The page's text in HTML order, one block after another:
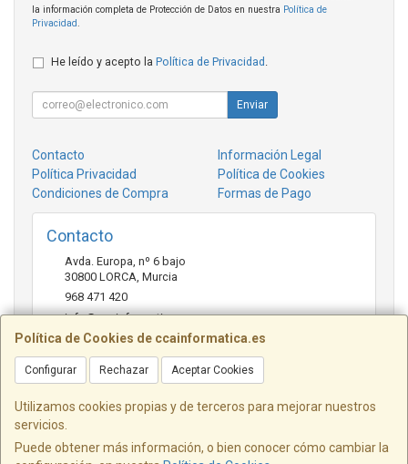
Política de Cookies de ccainformatica.es
Configurar Rechazar Aceptar Cookies
Utilizamos cookies propias y de terceros para mejorar nuestros
servicios.
Puede obtener más información, o bien conocer cómo cambiar la
la información completa de Protección de Datos en nuestra Política de
Privacidad
He leído y acepto la Política de Privacidad
Enviar
Contacto
Información Legal
Política Privacidad
Política de Cookies
Condiciones de Compra
Formas de Pago
Contacto
Avda. Europa, nº 6 bajo
30800 LORCA Murcia
968 471 420
info@ccainformatica.es
Horario
L-V: 9:30 h a 14 h - 16:30 h a 20:30 h - Sab: 10 h a 14 h